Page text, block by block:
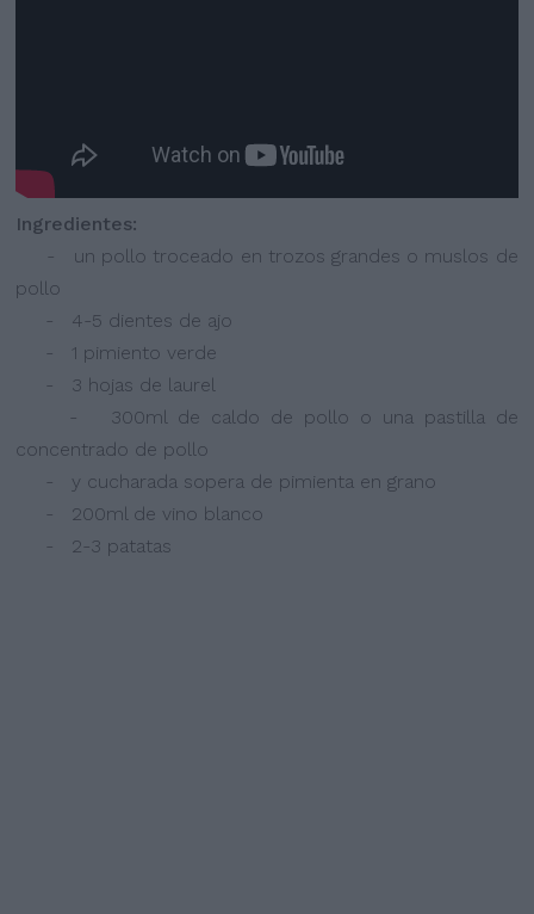
Ingredientes:
- un pollo troceado en trozos grandes o muslos de
pollo
- 4-5 dientes de ajo
- 1 pimiento verde
- 3 hojas de laurel
- 300ml de caldo de pollo o una pastilla de
concentrado de pollo
- y cucharada sopera de pimienta en grano
- 200ml de vino blanco
- 2-3 patatas